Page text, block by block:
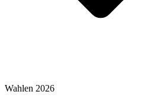
Wahlen 2026